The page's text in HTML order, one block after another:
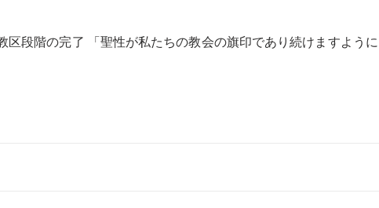
段階の完了 「聖性が私たちの教会の旗印であり続けますように